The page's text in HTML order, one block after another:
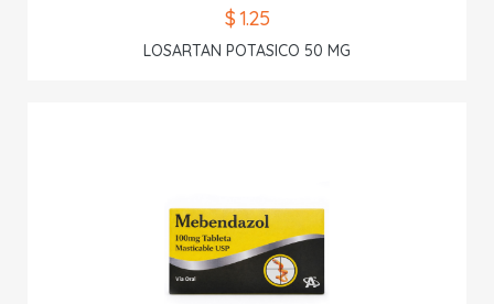
$ 1.25
LOSARTAN POTASICO 50 MG